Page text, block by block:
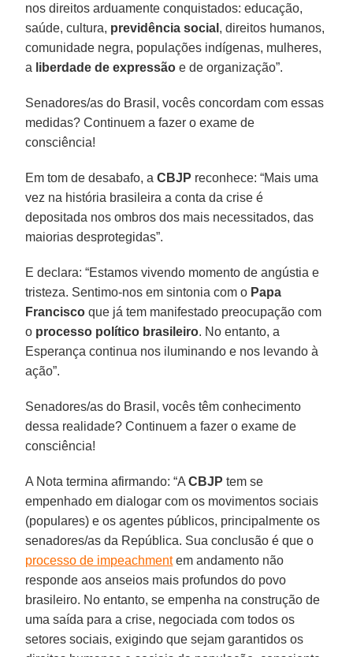
nos direitos arduamente conquistados: educação,
saúde, cultura, previdência social , direitos humanos,
comunidade negra, populações indígenas, mulheres,
a liberdade de expressão e de organização”.
Senadores/as do Brasil, vocês concordam com essas
medidas? Continuem a fazer o exame de
consciência!
Em tom de desabafo, aCBJP reconhece: “Mais uma
vez na história brasileira a conta da crise é
depositada nos ombros dos mais necessitados, das
maiorias desprotegidas”.
E declara: “Estamos vivendo momento de angústia e
tristeza. Sentimo-nos em sintonia com o Papa
Francisco que já tem manifestado preocupação com
o processo político brasileiro. No entanto, a
Esperança continua nos iluminando e nos levando à
ação”.
Senadores/as do Brasil, vocês têm conhecimento
dessa realidade? Continuem a fazer o exame de
consciência!
A Nota termina afirmando: “ACBJP tem se
empenhado em dialogar com os movimentos sociais
(populares) e os agentes públicos, principalmente os
senadores/as da República. Sua conclusão é que o
processo de impeachmentem andamento não
responde aos anseios mais profundos do povo
brasileiro. No entanto, se empenha na construção de
uma saída para a crise, negociada com todos os
setores sociais, exigindo que sejam garantidos os